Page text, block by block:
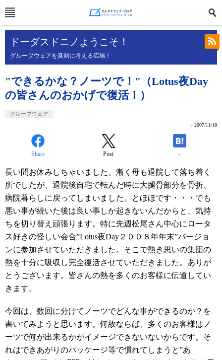
ドーダスドニノようこそ！
グループウェアを真剣に考える広場！
"できるかな？ノーツで！"（Lotus夜Day
の皆さんのおかげで復活！）
グループウェア
» 2007/11/18
Share Post -
長い間お休みしちゃいました。漸く母も退院して落ち着く
所でしたが、退院後自宅で転んだ時に大腿骨部分を骨折、
病院暮らしに戻ってしまいました。とほほです・・・でも
悪い事が続いた後は良い事しか起きないんだからと、気持
ちを切り替え頑張ります。特に先週松尾さん中心にロータ
ス好きの怪しい会合”Lotus夜Day２００８年年末”バージョ
ンに参加させていただきました。そこで熱き思いの集団の
熱を十分に吸収し完全復活させていただきました。ありが
とうございます。皆さんの熱を多くのお客様に伝道してい
きます。
今回は、数回に分けてノーツでどんな事ができるのか？を
書いてみようと思います。何故ならば、多くのお客様はノ
ーツで何が出来るかがイメージできないないからです。そ
れはできあがりのパッケージ等で慣れてしまうと”あ